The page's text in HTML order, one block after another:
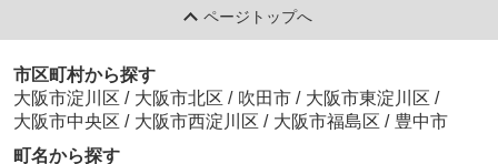
ページトップへ
市区町村から探す
大阪市淀川区 / 大阪市北区 / 吹田市 / 大阪市東淀川区 /
大阪市中央区 / 大阪市西淀川区 / 大阪市福島区 / 豊中市
町名から探す